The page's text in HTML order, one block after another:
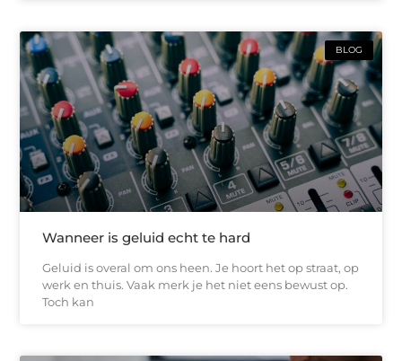
BLOG
Wanneer is geluid echt te hard
Geluid is overal om ons heen. Je hoort het op straat, op
werk en thuis. Vaak merk je het niet eens bewust op.
Toch kan